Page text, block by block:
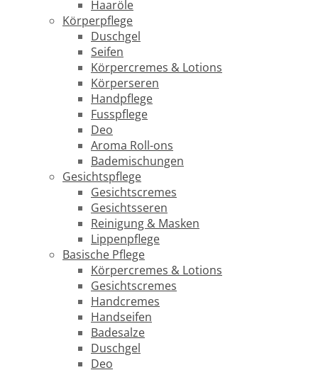
Haaröle
Körperpflege
Duschgel
Seifen
Körpercremes & Lotions
Körperseren
Handpflege
Fusspflege
Deo
Aroma Roll-ons
Bademischungen
Gesichtspflege
Gesichtscremes
Gesichtsseren
Reinigung & Masken
Lippenpflege
Basische Pflege
Körpercremes & Lotions
Gesichtscremes
Handcremes
Handseifen
Badesalze
Duschgel
Deo